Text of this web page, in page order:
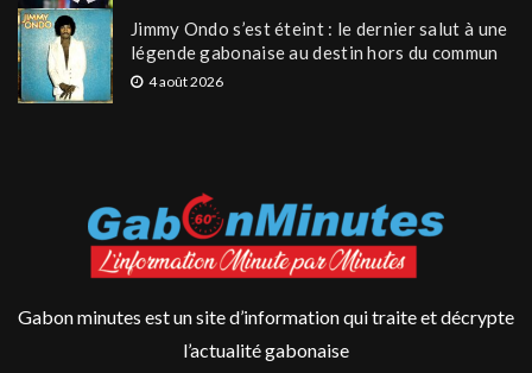
Jimmy Ondo s’est éteint : le dernier salut à une
légende gabonaise au destin hors du commun
4 août 2026
Gabon minutes est un site d’information qui traite et décrypte
l’actualité gabonaise